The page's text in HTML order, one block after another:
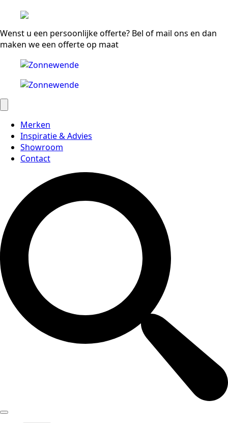
Wenst u een persoonlijke offerte? Bel of mail ons en dan
maken we een offerte op maat
Merken
Inspiratie & Advies
Showroom
Contact